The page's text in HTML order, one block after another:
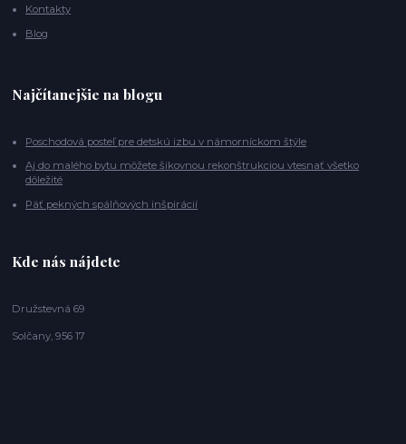
Kontakty
Blog
Najčítanejšie na blogu
Poschodová posteľ pre detskú izbu v námorníckom štýle
Aj do malého bytu môžete šikovnou rekonštrukciou vtesnať všetko
dôležité
Päť pekných spálňových inšpirácií
Kde nás nájdete
Družstevná 69
Solčany, 956 17